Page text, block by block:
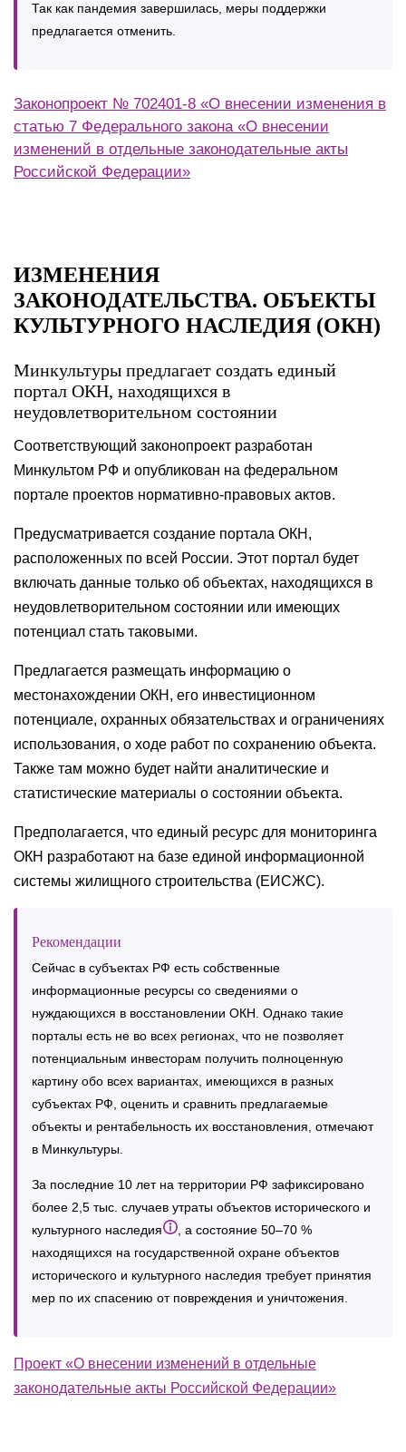
Так как пандемия завершилась, меры поддержки
предлагается отменить.
Законопроект № 702401-8 «О внесении изменения в
статью 7 Федерального закона «О внесении
изменений в отдельные законодательные акты
Российской Федерации»
ИЗМЕНЕНИЯ
ЗАКОНОДАТЕЛЬСТВА. ОБЪЕКТЫ
КУЛЬТУРНОГО НАСЛЕДИЯ (ОКН)
Минкультуры предлагает создать единый
портал ОКН, находящихся в
неудовлетворительном состоянии
Соответствующий законопроект разработан
Минкультом РФ и опубликован на федеральном
портале проектов нормативно-правовых актов.
Предусматривается создание портала ОКН,
расположенных по всей России. Этот портал будет
включать данные только об объектах, находящихся в
неудовлетворительном состоянии или имеющих
потенциал стать таковыми.
Предлагается размещать информацию о
местонахождении ОКН, его инвестиционном
потенциале, охранных обязательствах и ограничениях
использования, о ходе работ по сохранению объекта.
Также там можно будет найти аналитические ‎и
статистические материалы о состоянии объекта.
Предполагается, что единый ресурс для мониторинга
ОКН разработают на базе единой информационной
системы жилищного строительства (ЕИСЖС).
Рекомендации
Сейчас в субъектах РФ есть собственные
информационные ресурсы со сведениями о
нуждающихся в восстановлении ОКН. Однако такие
порталы есть не во всех регионах, что не позволяет
потенциальным инвесторам получить полноценную
картину обо всех вариантах, имеющихся в разных
субъектах РФ, оценить и сравнить предлагаемые
объекты и рентабельность их восстановления, отмечают
в Минкультуры.
За последние 10 лет на территории РФ зафиксировано
более 2,5 тыс. случаев утраты объектов исторического и
культурного наследия
, а состояние 50–70 %
находящихся на государственной охране объектов
исторического и культурного наследия требует принятия
мер по их спасению от повреждения и уничтожения.
Проект «О внесении изменений в отдельные
законодательные акты Российской Федерации»